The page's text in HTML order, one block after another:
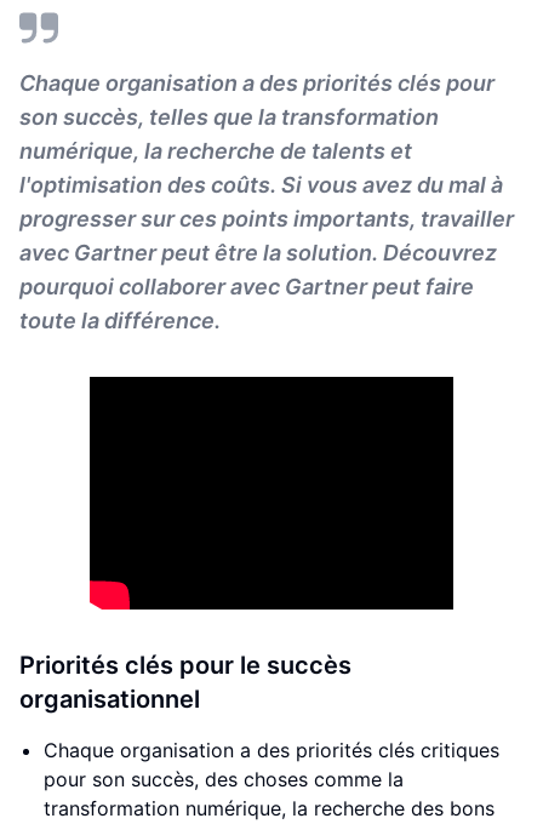
Chaque organisation a des priorités clés pour
son succès, telles que la transformation
numérique, la recherche de talents et
l'optimisation des coûts. Si vous avez du mal à
progresser sur ces points importants, travailler
avec Gartner peut être la solution. Découvrez
pourquoi collaborer avec Gartner peut faire
toute la différence.
Priorités clés pour le succès
organisationnel
Chaque organisation a des priorités clés critiques
pour son succès, des choses comme la
transformation numérique, la recherche des bons